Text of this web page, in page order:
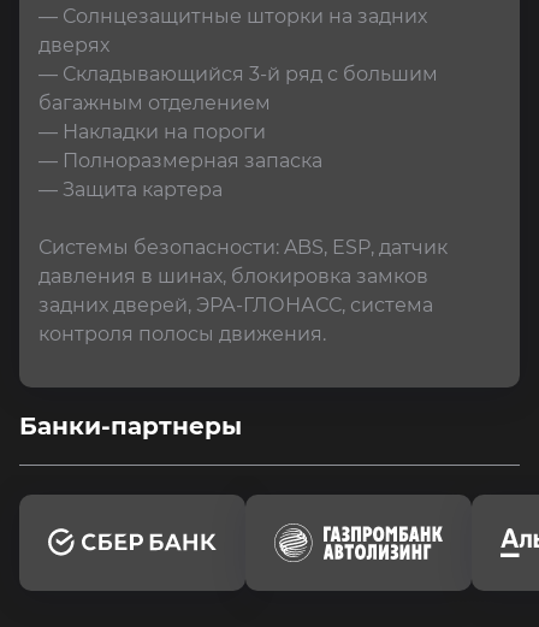
— Солнцезащитные шторки на задних
дверях
— Складывающийся 3-й ряд с большим
багажным отделением
— Накладки на пороги
— Полноразмерная запаска
— Защита картера
Системы безопасности: ABS, ESP, датчик
давления в шинах, блокировка замков
задних дверей, ЭРА-ГЛОНАСС, система
контроля полосы движения.
Банки-партнеры